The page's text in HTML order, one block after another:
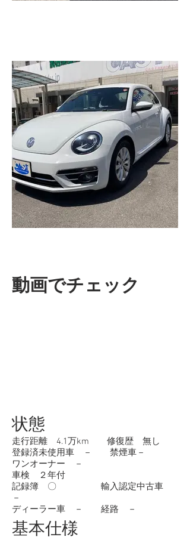
動画でチェック
状態
走行距離 4.1万km 修復歴 無し
登録済未使用車 － 禁煙車－
ワンオーナー －
車検 ２年付
記録簿 〇 輸入認定中古車
－
ディーラー車 － 経路 －
基本仕様